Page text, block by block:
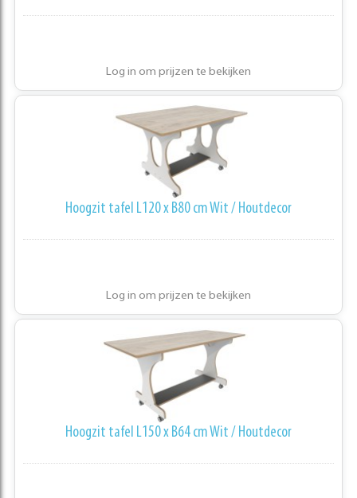
Log in om prijzen te bekijken
Hoogzit tafel L120 x B80 cm Wit / Houtdecor
Log in om prijzen te bekijken
Hoogzit tafel L150 x B64 cm Wit / Houtdecor